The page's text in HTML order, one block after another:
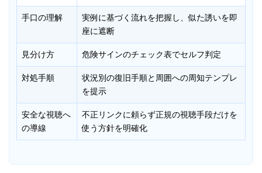
手口の理解
実例に基づく流れを把握し、似た誘いを即
座に遮断
見分け方 危険サインのチェック表でセルフ判定
対処手順
状況別の復旧手順と周囲への周知テンプレ
を提示
安全な視聴へ
の導線
不正リンクに頼らず正規の視聴手段だけを
使う方針を明確化